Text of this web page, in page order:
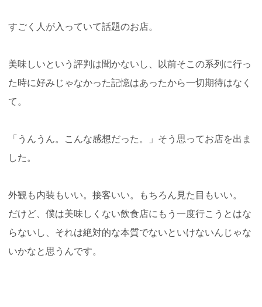
すごく人が入っていて話題のお店。
美味しいという評判は聞かないし、以前そこの系列に行っ
た時に好みじゃなかった記憶はあったから一切期待はなく
て。
「うんうん。こんな感想だった。」そう思ってお店を出ま
した。
外観も内装もいい。接客いい。もちろん見た目もいい。
だけど、僕は美味しくない飲食店にもう一度行こうとはな
らないし、それは絶対的な本質でないといけないんじゃな
いかなと思うんです。